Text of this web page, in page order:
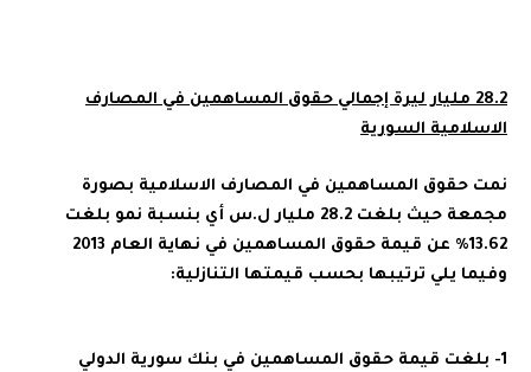
28.2 مليار ليرة إجمالي حقوق المساهمين في المصارف
الاسلامية السورية
نمت حقوق المساهمين في المصارف الاسلامية بصورة
مجمعة حيث بلغت 28.2 مليار ل.س أي بنسبة نمو بلغت
13.62% عن قيمة حقوق المساهمين في نهاية العام 2013
وفيما يلي ترتيبها بحسب قيمتها التنازلية:
1- بلغت قيمة حقوق المساهمين في بنك سورية الدولي